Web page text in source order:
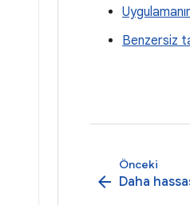
Benzersiz
Önceki
arrow_back Daha